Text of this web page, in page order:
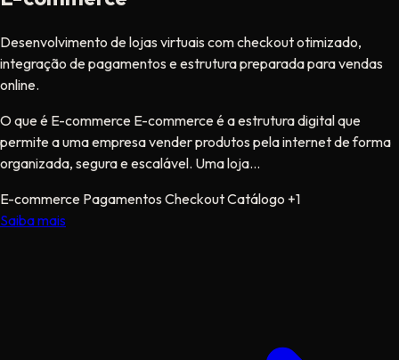
Desenvolvimento de lojas virtuais com checkout otimizado,
integração de pagamentos e estrutura preparada para vendas
online.
O que é E-commerce E-commerce é a estrutura digital que
permite a uma empresa vender produtos pela internet de forma
organizada, segura e escalável. Uma loja...
E-commerce Pagamentos CheckoutCatálogo +1
Saiba mais